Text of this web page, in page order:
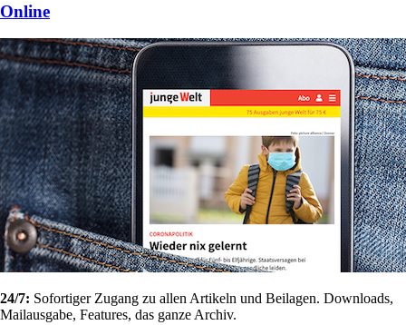
Online
24/7: Sofortiger Zugang zu allen Artikeln und Beilagen. Downloads,
Mailausgabe, Features, das ganze Archiv.